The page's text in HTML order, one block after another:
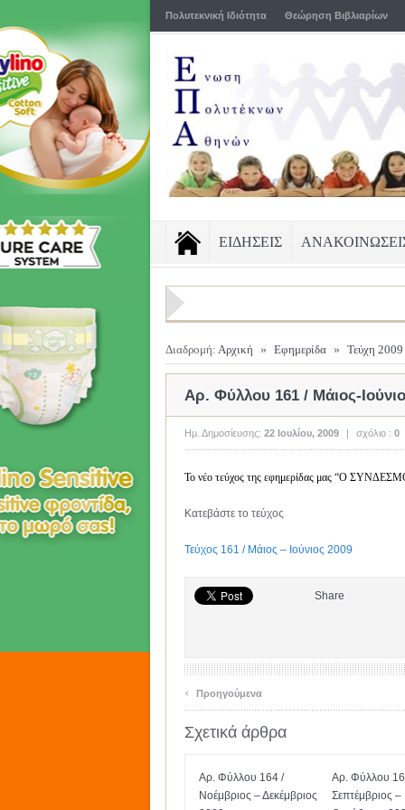
Πολυτεκνική Ιδιότητα Θεώρηση Βιβλιαρίων
ΕΙΔΗΣΕΙΣ
Διαδρομή: Αρχική » Εφημερίδα » Τεύχη 2009
Αρ. Φύλλου 161 / Μάιος-
Ημ. Δημοσίευσης: 22 Ιουλίου, 2009 | σχόλιο : 0
Το νέο τεύχος της εφημερίδας μας “Ο
Κατεβάστε το τεύχος
Τεύχος 161 / Μάιος – Ιούνιος 2009
Share
‹ Προηγούμενα
Σχετικά άρθρα
Αρ. Φύλλου 164 /
Νοέμβριος – Δεκέμβριος
Αρ. Φύλλου
Σεπτέμβριος –